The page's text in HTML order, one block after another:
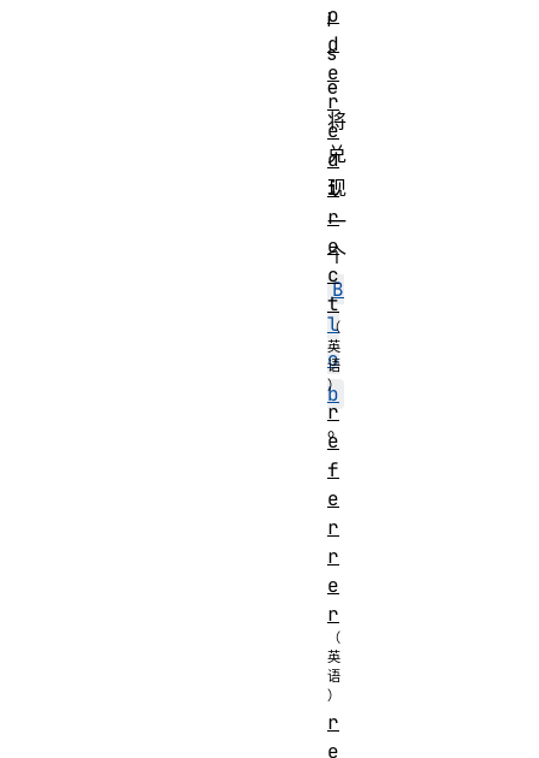
i
s
e
将
兑
现
一
个
B
l
o
b
。
o
d
e
r
e
d
i
r
e
c
t
r
e
f
e
r
r
e
r
r
e